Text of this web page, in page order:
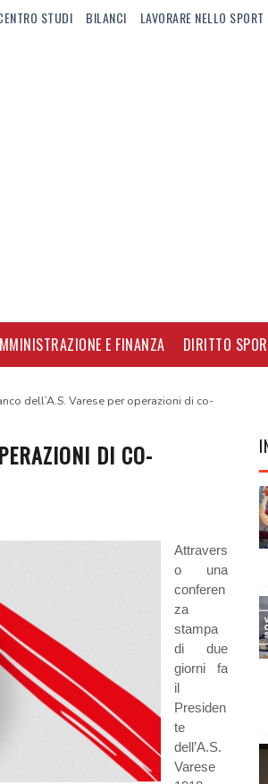
STUDI BILANCI LAVORARE NELLO SPORT
E FINANZA DIRITTO
dell’A.S. Varese per operazioni di co-
DI CO-
Attravers
o una
conferen
za
stampa
di due
giorni fa
il
Presiden
te
dell’A.S.
Varese